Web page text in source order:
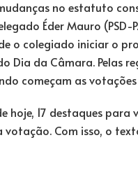
no estatuto
Éder Mauro
o colegiado iniciar o
Dia da Câmara. Pelas
começam as
hoje, 17 destaques
Com isso, o